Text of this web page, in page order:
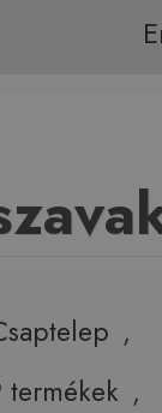
,
termékek ,